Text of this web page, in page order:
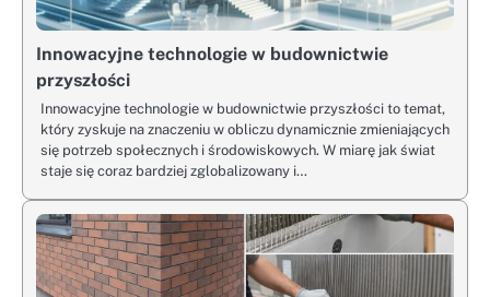
Innowacyjne technologie w budownictwie
przyszłości
Innowacyjne technologie w budownictwie przyszłości to temat,
który zyskuje na znaczeniu w obliczu dynamicznie zmieniających
się potrzeb społecznych i środowiskowych. W miarę jak świat
staje się coraz bardziej zglobalizowany i…